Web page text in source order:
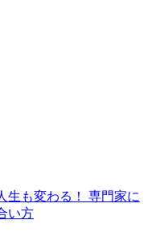
生も変わる！ 専門家に
い方